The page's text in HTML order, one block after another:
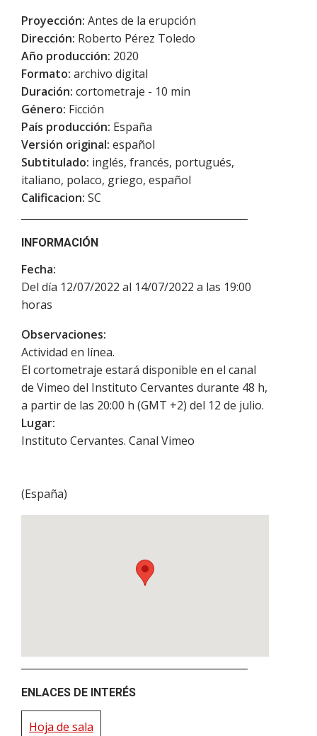
Proyección: Antes de la erupción
Dirección: Roberto Pérez Toledo
Año producción: 2020
Formato: archivo digital
Duración: cortometraje - 10 min
Género: Ficción
País producción: España
Versión original: español
Subtitulado: inglés, francés, portugués,
italiano, polaco, griego, español
Calificacion: SC
INFORMACIÓN
Fecha:
Del día 12/07/2022 al 14/07/2022 a las 19:00
horas
Observaciones:
Actividad en línea.
El cortometraje estará disponible en el canal
de Vimeo del Instituto Cervantes durante 48 h,
a partir de las 20:00 h (GMT +2) del 12 de julio.
Lugar:
Instituto Cervantes. Canal Vimeo
(España)
ENLACES DE INTERÉS
Hoja de sala